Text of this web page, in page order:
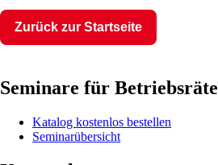
Zurück zur Startseite
Seminare für Betriebsräte
Katalog kostenlos bestellen
Seminarübersicht